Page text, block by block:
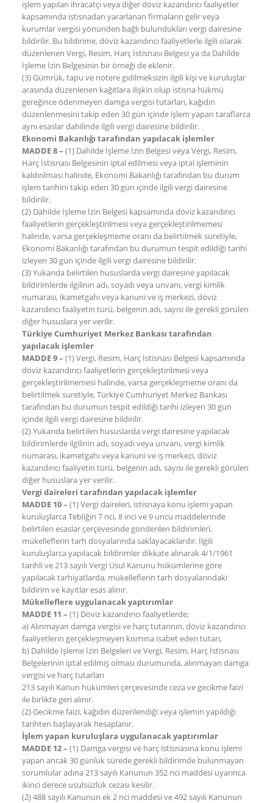
işlem yapılan ihracatçı veya diğer döviz kazandırıcı faaliyetler
kapsamında istisnadan yararlanan firmaların gelir veya
kurumlar vergisi yönünden bağlı bulundukları vergi dairesine
bildirilir. Bu bildirime, döviz kazandırıcı faaliyetlerle ilgili olarak
düzenlenen Vergi, Resim, Harç İstisnası Belgesi ya da Dahilde
İşleme İzin Belgesinin bir örneği de eklenir.
(3) Gümrük, tapu ve notere gidilmeksizin ilgili kişi ve kuruluşlar
arasında düzenlenen kağıtlara ilişkin olup istisna hükmü
gereğince ödenmeyen damga vergisi tutarları, kağıdın
düzenlenmesini takip eden 30 gün içinde işlem yapan taraflarca
aynı esaslar dahilinde ilgili vergi dairesine bildirilir.
Ekonomi Bakanlığı tarafından yapılacak işlemler
MADDE 8 – (1) Dahilde İşleme İzin Belgesi veya Vergi, Resim,
Harç İstisnası Belgesinin iptal edilmesi veya iptal işleminin
kaldırılması halinde, Ekonomi Bakanlığı tarafından bu durum
işlem tarihini takip eden 30 gün içinde ilgili vergi dairesine
bildirilir.
(2) Dahilde İşleme İzin Belgesi kapsamında döviz kazandırıcı
faaliyetlerin gerçekleştirilmesi veya gerçekleştirilmemesi
halinde, varsa gerçekleşmeme oranı da belirtilmek suretiyle,
Ekonomi Bakanlığı tarafından bu durumun tespit edildiği tarihi
izleyen 30 gün içinde ilgili vergi dairesine bildirilir.
(3) Yukarıda belirtilen hususlarda vergi dairesine yapılacak
bildirimlerde ilgilinin adı, soyadı veya unvanı, vergi kimlik
numarası, ikametgahı veya kanuni ve iş merkezi, döviz
kazandırıcı faaliyetin türü, belgenin adı, sayısı ile gerekli görülen
diğer hususlara yer verilir.
Türkiye Cumhuriyet Merkez Bankası tarafından
yapılacak işlemler
MADDE 9 – (1) Vergi, Resim, Harç İstisnası Belgesi kapsamında
döviz kazandırıcı faaliyetlerin gerçekleştirilmesi veya
gerçekleştirilmemesi halinde, varsa gerçekleşmeme oranı da
belirtilmek suretiyle, Türkiye Cumhuriyet Merkez Bankası
tarafından bu durumun tespit edildiği tarihi izleyen 30 gün
içinde ilgili vergi dairesine bildirilir.
(2) Yukarıda belirtilen hususlarda vergi dairesine yapılacak
bildirimlerde ilgilinin adı, soyadı veya unvanı, vergi kimlik
numarası, ikametgahı veya kanuni ve iş merkezi, döviz
kazandırıcı faaliyetin türü, belgenin adı, sayısı ile gerekli görülen
diğer hususlara yer verilir.
Vergi daireleri tarafından yapılacak işlemler
MADDE 10 – (1) Vergi daireleri, istisnaya konu işlemi yapan
kuruluşlarca Tebliğin 7 nci, 8 inci ve 9 uncu maddelerinde
belirtilen esaslar çerçevesinde gönderilen bildirimleri,
mükelleflerin tarh dosyalarında saklayacaklardır. İlgili
kuruluşlarca yapılacak bildirimler dikkate alınarak 4/1/1961
tarihli ve 213 sayılı Vergi Usul Kanunu hükümlerine göre
yapılacak tarhiyatlarda, mükelleflerin tarh dosyalarındaki
bildirim ve kayıtlar esas alınır.
Mükelleflere uygulanacak yaptırımlar
MADDE 11 – (1) Döviz kazandırıcı faaliyetlerde;
a) Alınmayan damga vergisi ve harç tutarının, döviz kazandırıcı
faaliyetlerin gerçekleşmeyen kısmına isabet eden tutarı,
b) Dahilde İşleme İzin Belgeleri ve Vergi, Resim, Harç İstisnası
Belgelerinin iptal edilmiş olması durumunda, alınmayan damga
vergisi ve harç tutarları
213 sayılı Kanun hükümleri çerçevesinde ceza ve gecikme faizi
ile birlikte geri alınır.
(2) Gecikme faizi, kağıdın düzenlendiği veya işlemin yapıldığı
tarihten başlayarak hesaplanır.
İşlem yapan kuruluşlara uygulanacak yaptırımlar
MADDE 12 – (1) Damga vergisi ve harç istisnasına konu işlemi
yapan ancak 30 günlük sürede gerekli bildirimde bulunmayan
sorumlular adına 213 sayılı Kanunun 352 nci maddesi uyarınca
ikinci derece usulsüzlük cezası kesilir.
(2) 488 sayılı Kanunun ek 2 nci maddesi ve 492 sayılı Kanunun